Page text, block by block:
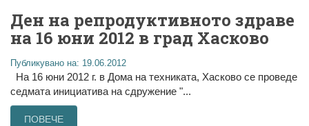
Ден на репродуктивното здраве
на 16 юни 2012 в град Хасково
Публикувано на: 19.06.2012
На 16 юни 2012 г. в Дома на техниката, Хасково се проведе
седмата инициатива на сдружение "...
ПОВЕЧЕ